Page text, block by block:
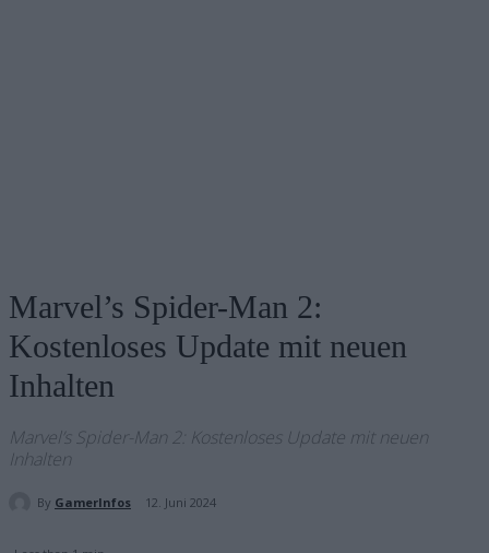
Marvel’s Spider-Man 2:
Kostenloses Update mit neuen
Inhalten
Marvel’s Spider-Man 2: Kostenloses Update mit neuen
Inhalten
By GamerInfos 12. Juni 2024